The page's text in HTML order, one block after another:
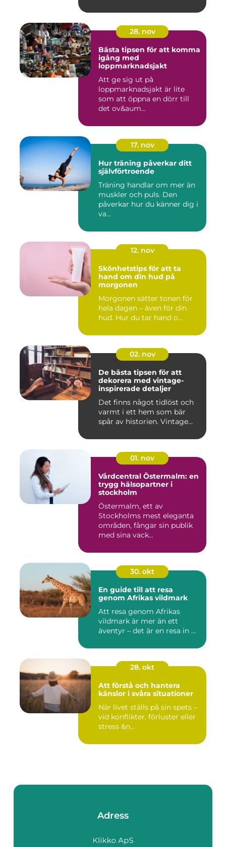
28. nov
Bästa tipsen för att komma
igång med
loppmarknadsjakt
Att ge sig ut på
loppmarknadsjakt är lite
som att öppna en dörr till
det ov&aum...
17. nov
Hur träning påverkar ditt
självförtroende
Träning handlar om mer än
muskler och puls. Den
påverkar hur du känner dig i
va...
12. nov
Skönhetstips för att ta
hand om din hud på
morgonen
Morgonen sätter tonen för
hela dagen – även för din
hud. Hur du tar hand o...
02. nov
De bästa tipsen för att
dekorera med vintage-
inspirerade detaljer
Det finns något tidlöst och
varmt i ett hem som bär
spår av historien. Vintage...
01. nov
Vårdcentral Östermalm: en
trygg hälsopartner i
stockholm
Östermalm, ett av
Stockholms mest eleganta
områden, fångar sin publik
med sina vack...
30. okt
En guide till att resa
genom Afrikas vildmark
Att resa genom Afrikas
vildmark är mer än ett
äventyr – det är en resa in ...
28. okt
Att förstå och hantera
känslor i svåra situationer
När livet ställs på sin spets –
vid konflikter, förluster eller
stress &n...
Adress